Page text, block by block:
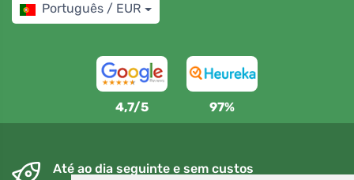
Português / EUR
4,7/5 97%
Até ao dia seguinte e sem custos